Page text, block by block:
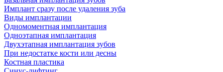
Имплант сразу после удаления зуба
Виды имплантации
Одномоментная имплантация
Одноэтапная имплантация
Двухэтапная имплантация зубов
При недостатке кости или десны
Костная пластика